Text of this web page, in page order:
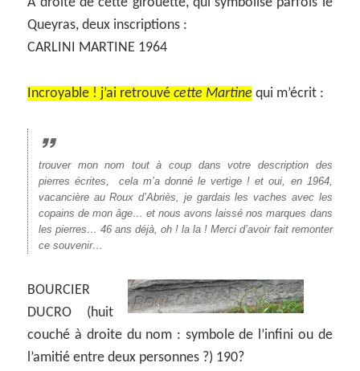
A droite de cette girouette, qui symbolise parfois le
Queyras, deux inscriptions :
CARLINI MARTINE 1964
Incroyable ! j’ai retrouvécette Martine qui m’écrit :
trouver mon nom tout à coup dans votre description des
pierres écrites, cela m’a donné le vertige ! et oui, en 1964,
vacancière au Roux d’Abriès, je gardais les vaches avec les
copains de mon âge… et nous avons laissé nos marques dans
les pierres… 46 ans déjà, oh ! la la ! Merci d’avoir fait remonter
ce souvenir…
BOURCIER
DUCRO (huit
couché à droite du nom : symbole de l’infini ou de
l’amitié entre deux personnes ?) 190?